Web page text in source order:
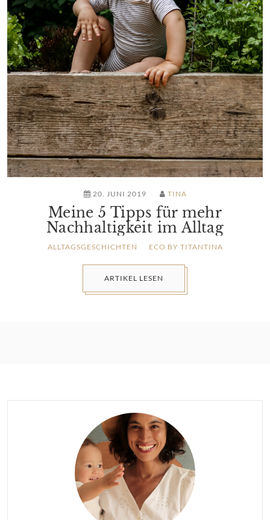
20. JUNI 2019 TINA
Meine 5 Tipps für mehr
Nachhaltigkeit im Alltag
ALLTAGSGESCHICHTEN ECO BY TITANTINA
ARTIKEL LESEN